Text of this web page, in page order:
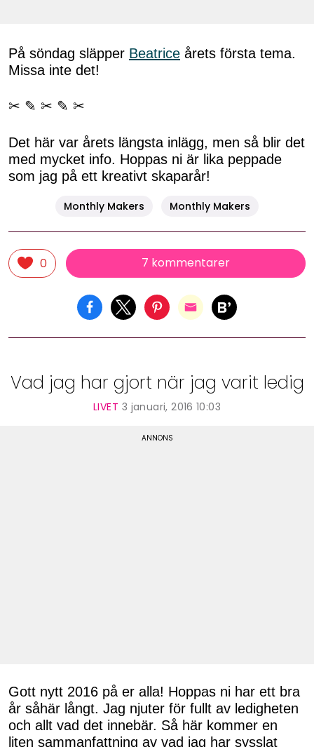
På söndag släpper Beatrice årets första tema.
Missa inte det!
✂ ✎ ✂ ✎ ✂
Det här var årets längsta inlägg, men så blir det
med mycket info. Hoppas ni är lika peppade
som jag på ett kreativt skaparår!
Monthly Makers Monthly Makers
0 7 kommentarer
Vad jag har gjort när jag varit ledig
LIVET 3 januari, 2016 10:03
Gott nytt 2016 på er alla! Hoppas ni har ett bra
år såhär långt. Jag njuter för fullt av ledigheten
och allt vad det innebär. Så här kommer en
liten sammanfattning av vad jag har sysslat